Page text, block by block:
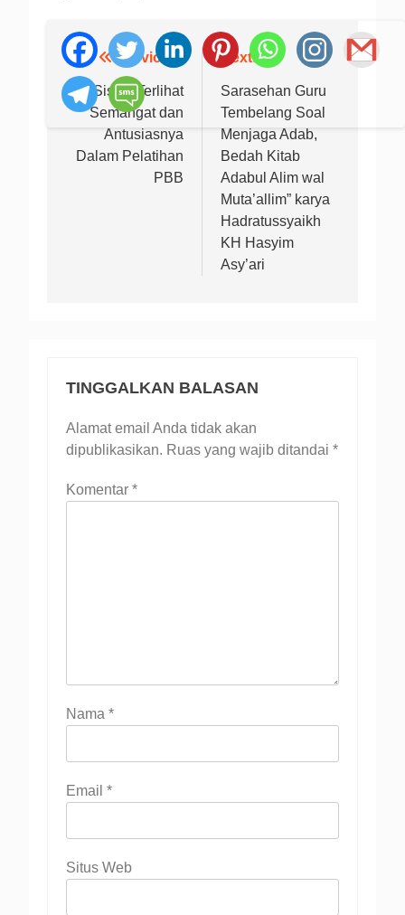
Navigasi
pos
Previous:
176 Siswa Terlihat
Semangat dan
Antusiasnya
Dalam Pelatihan
PBB
Next:
Sarasehan Guru
Tembelang Soal
Menjaga Adab,
Bedah Kitab
Adabul Alim wal
Muta’allim” karya
Hadratussyaikh
KH Hasyim
Asy’ari
TINGGALKAN BALASAN
Alamat email Anda tidak akan
dipublikasikan. Ruas yang wajib ditandai *
Komentar *
Nama *
Email *
Situs Web